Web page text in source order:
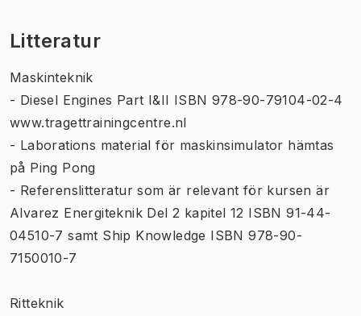
Litteratur
Maskinteknik
- Diesel Engines Part I&II ISBN 978-90-79104-02-4
www.tragettrainingcentre.nl
- Laborations material för maskinsimulator hämtas
på Ping Pong
- Referenslitteratur som är relevant för kursen är
Alvarez Energiteknik Del 2 kapitel 12 ISBN 91-44-
04510-7 samt Ship Knowledge ISBN 978-90-
7150010-7
Ritteknik